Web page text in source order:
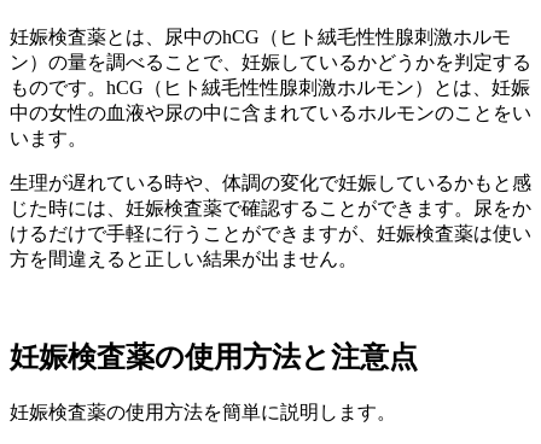
妊娠検査薬とは、尿中のhCG（ヒト絨毛性性腺刺激ホルモ
ン）の量を調べることで、妊娠しているかどうかを判定する
ものです。hCG（ヒト絨毛性性腺刺激ホルモン）とは、妊娠
中の女性の血液や尿の中に含まれているホルモンのことをい
います。
生理が遅れている時や、体調の変化で妊娠しているかもと感
じた時には、妊娠検査薬で確認することができます。尿をか
けるだけで手軽に行うことができますが、妊娠検査薬は使い
方を間違えると正しい結果が出ません。
妊娠検査薬の使用方法と注意点
妊娠検査薬の使用方法を簡単に説明します。